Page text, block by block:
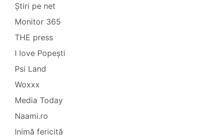
Știri pe net
Monitor 365
THE press
I love Popești
Psi Land
Woxxx
Media Today
Naami.ro
Inimă fericită